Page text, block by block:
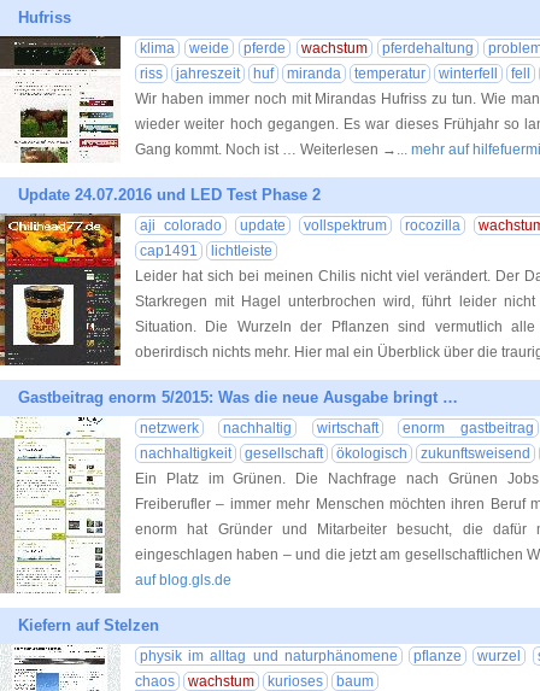
Hufriss
klima weide pferde wachstum pferdehaltung
riss
jahreszeit huf miranda temperatur winterfell
fell
Wir haben immer noch mit Mirandas Hufriss zu tun. Wie
wieder weiter hoch gegangen. Es war dieses Frühjahr so
Gang kommt. Noch ist … Weiterlesen → ... mehr auf
Update 24.07.2016 und LED Test Phase 2
aji colorado update vollspektrum rocozilla
cap1491
lichtleiste
Leider hat sich bei meinen Chilis nicht viel verändert. Der
Starkregen mit Hagel unterbrochen wird, führt leider
Situation. Die Wurzeln der Pflanzen sind vermutlich
oberirdisch nichts mehr. Hier mal ein Überblick über die
Gastbeitrag enorm 5/2015: Was die neue Ausgabe bringt …
netzwerk nachhaltig wirtschaft
enorm gastbeitrag
nachhaltigkeit
gesellschaft ökologisch
zukunftsweisend
Ein Platz im Grünen. Die Nachfrage nach Grünen Jobs
Freiberufler – immer mehr Menschen möchten ihren Beruf
enorm hat Gründer und Mitarbeiter besucht, die dafür
eingeschlagen haben – und die jetzt am gesellschaftlichen
auf blog.gls.de
Kiefern auf Stelzen
physik im alltag und naturphänomene pflanze wurzel
chaos
wachstum kurioses
baum